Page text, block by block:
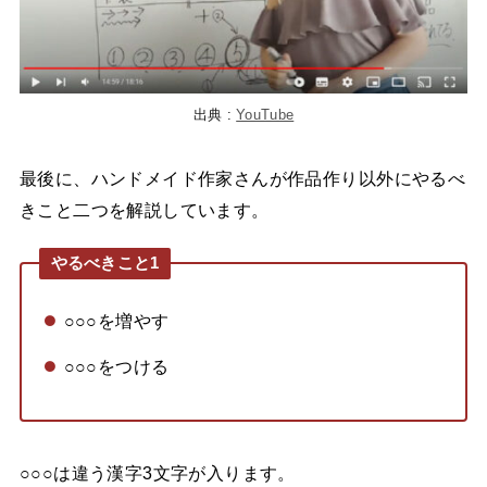
出典 :YouTube
最後に、ハンドメイド作家さんが作品作り以外にやるべ
きこと二つを解説しています。
やるべきこと1
○○○を増やす
○○○をつける
○○○は違う漢字3文字が入ります。